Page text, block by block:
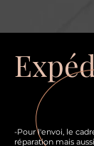
-Pour l'envoi, le
réparation mais